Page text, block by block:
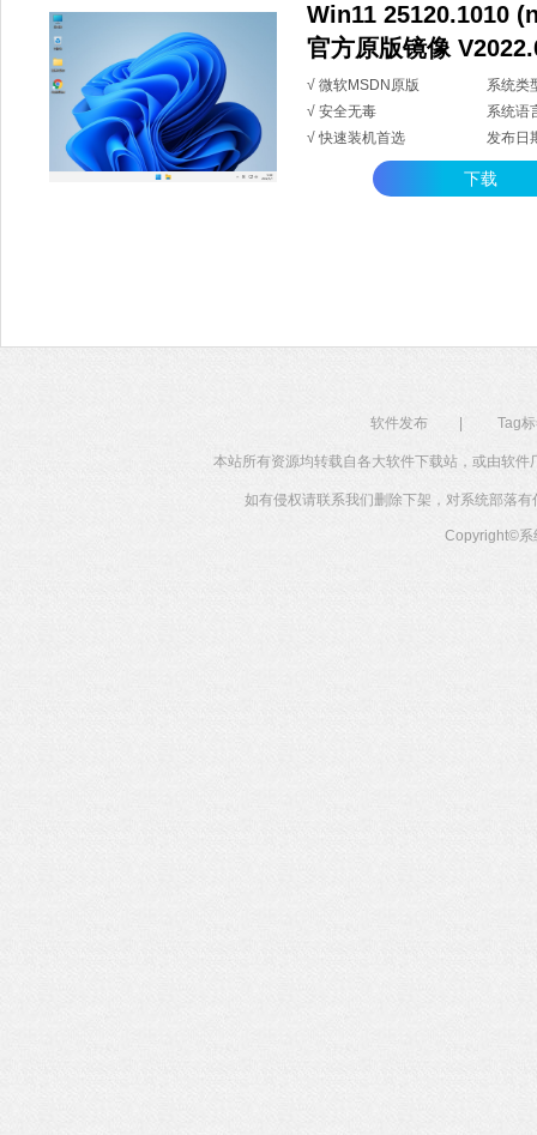
Win11 25120.1010
官方原版镜像
√ 微软MSDN原版
系统类
√ 安全无毒
系统语
√ 快速装机首选
发布日
下载
软件发布 Tag
本站所有资源均转载自各大软件下载站，或由软
如有侵权请联系我们删除下架，对系统部落
Copyright©系